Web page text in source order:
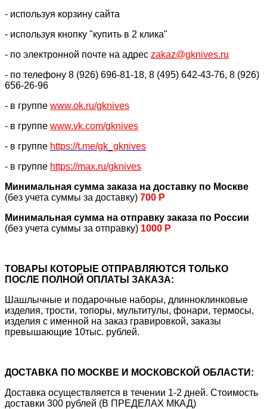
- используя корзину сайта
- используя кнопку "купить в 2 клика"
- по электронной почте на адрес zakaz@gknives.ru
- по телефону 8 (926) 696-81-18, 8 (495) 642-43-76, 8 (926)
656-26-96
- в группе www.ok.ru/gknives
- в группе www.vk.com/gknives
- в группе https://t.me/gk_gknives
- в группе https://max.ru/gknives
Минимальная сумма заказа на доставку по Москве
(без учета суммы за доставку) 700 Р
Минимальная сумма на отправку заказа по России
(без учета суммы за отправку) 1000 Р
ТОВАРЫ КОТОРЫЕ ОТПРАВЛЯЮТСЯ ТОЛЬКО
ПОСЛЕ ПОЛНОЙ ОПЛАТЫ ЗАКАЗА:
Шашлычные и подарочные наборы, длинноклинковые
изделия, трости, топоры, мультитулы, фонари, термосы,
изделия с именной на заказ гравировкой, заказы
превышающие 10тыс. рублей.
ДОСТАВКА ПО МОСКВЕ И МОСКОВСКОЙ ОБЛАСТИ:
Доставка осуществляется в течении 1-2 дней. Стоимость
доставки 300 рублей (В ПРЕДЕЛАХ МКАД)